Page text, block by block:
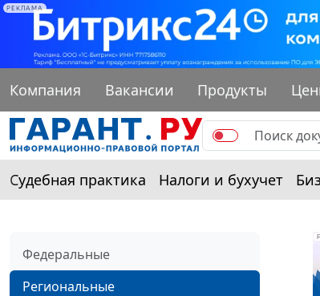
РЕКЛАМА
Компания Вакансии Продукты
Судебная практика Налоги и бухучет
Федеральные
Региональные